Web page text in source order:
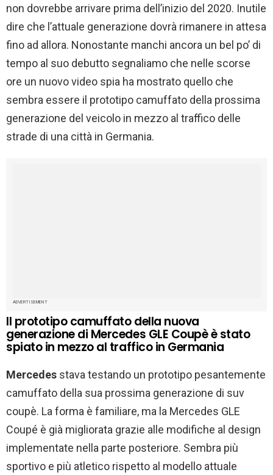
non dovrebbe arrivare prima dell’inizio del 2020. Inutile
dire che l’attuale generazione dovrà rimanere in attesa
fino ad allora. Nonostante manchi ancora un bel po’ di
tempo al suo debutto segnaliamo che nelle scorse
ore un nuovo video spia ha mostrato quello che
sembra essere il prototipo camuffato della prossima
generazione del veicolo in mezzo al traffico delle
strade di una città in Germania.
ADVERTISEMENT
Il prototipo camuffato della nuova
generazione di Mercedes GLE Coupè è stato
spiato in mezzo al traffico in Germania
Mercedes stava testando un prototipo pesantemente
camuffato della sua prossima generazione di suv
coupè. La forma è familiare, ma la Mercedes GLE
Coupé è già migliorata grazie alle modifiche al design
implementate nella parte posteriore. Sembra più
sportivo e più atletico rispetto al modello attuale